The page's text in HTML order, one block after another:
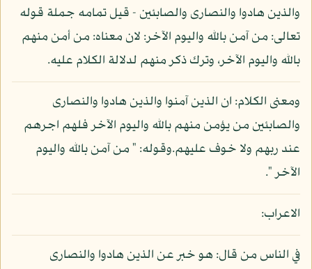
والذين هادوا والنصارى والصابئين - قيل تمامه جملة قوله
تعالى: من آمن بالله واليوم الآخر: لان معناه: من أمن منهم
بالله واليوم الآخر، وترك ذكر منهم لدلالة الكلام عليه.
ومعنى الكلام: ان الذين آمنوا والذين هادوا والنصارى
والصابئين من يؤمن منهم بالله واليوم الآخر فلهم اجرهم
عند ربهم ولا خوف عليهم.وقوله: " من آمن بالله واليوم
الآخر ".
الاعراب:
في الناس من قال: هو خبر عن الذين هادوا والنصارى